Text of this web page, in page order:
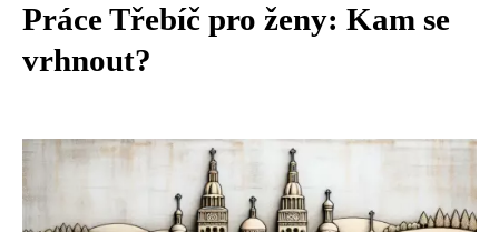
Práce Třebíč pro ženy: Kam se
vrhnout?